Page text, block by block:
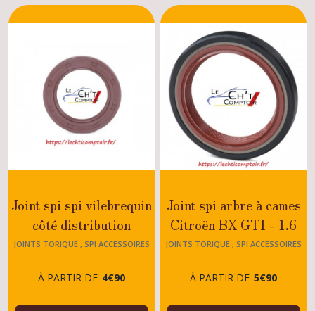
Joint spi spi vilebrequin
côté distribution
Citroën BX GTI 1.6 -
1.9D
JOINTS TORIQUE , SPI ACCESSOIRES
À PARTIR DE 4€90
Joint spi arbre à cames
Citroën BX GTI - 1.6
-1.9 - 1.4 (TU3) - XU5 -
JOINTS TORIQUE , SPI ACCESSOIRES
À PARTIR DE 5€90
BX
Courroies
accessoires,
distributions
,kits
distributions
,
silents
blocs
moteur
(1)